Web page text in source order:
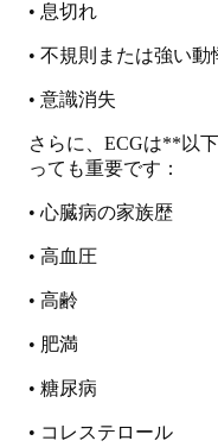
• 息切れ
• 不規則または強い動
• 意識消失
さらに、ECGは**以
っても重要です：
• 心臓病の家族歴
• 高血圧
• 高齢
• 肥満
• 糖尿病
• コレステロール